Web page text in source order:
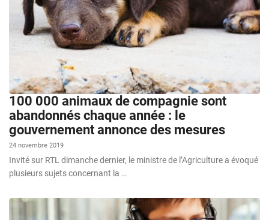
100 000 animaux de compagnie sont
abandonnés chaque année : le
gouvernement annonce des mesures
24 novembre 2019
Invité sur RTL dimanche dernier, le ministre de l’Agriculture a évoqué
plusieurs sujets concernant la …